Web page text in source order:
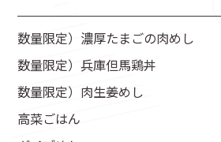
数量限定）濃厚たまごの肉めし
数量限定）兵庫但馬鶏丼
数量限定）肉生姜めし
高菜ごはん